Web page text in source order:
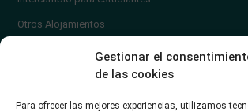
Gestionar el
de las cookies
Para ofrecer las mejores experiencias, utilizamos
Otros Alojamientos